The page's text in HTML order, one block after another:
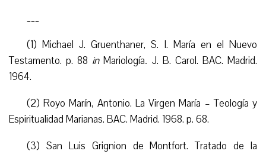
___
(1) Michael J. Gruenthaner, S. I. María en el Nuevo
Testamento. p. 88 inMariología. J. B. Carol. BAC. Madrid.
1964.
(2) Royo Marín, Antonio. La Virgen María – Teología y
Espiritualidad Marianas. BAC. Madrid. 1968. p. 68.
(3) San Luis Grignion de Montfort. Tratado de la